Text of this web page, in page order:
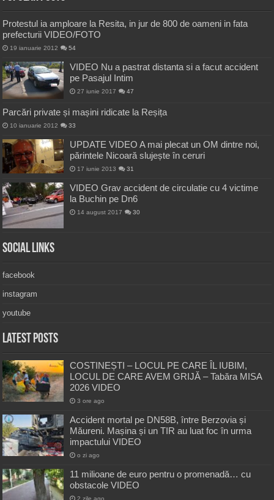
Protestul ia amploare la Resita, in jur de 800 de oameni in fata
prefecturii VIDEO/FOTO
19 ianuarie 2012 54
VIDEO Nu a pastrat distanta si a facut accident
pe Pasajul Intim
27 iunie 2017 47
Parcări private și mașini ridicate la Reșița
10 ianuarie 2012 33
UPDATE VIDEO A mai plecat un OM dintre noi,
părintele Nicoară slujește în ceruri
17 iunie 2013 31
VIDEO Grav accident de circulatie cu 4 victime
la Buchin pe Dn6
14 august 2017 30
Social Links
facebook
instagram
youtube
Latest Posts
COSTINEȘTI – LOCUL PE CARE ÎL IUBIM,
LOCUL DE CARE AVEM GRIJĂ – Tabăra MISA
2026 VIDEO
3 ore ago
Accident mortal pe DN58B, între Berzovia și
Măureni. Mașina și un TIR au luat foc în urma
impactului VIDEO
o zi ago
11 milioane de euro pentru o promenadă… cu
obstacole VIDEO
2 zile ago